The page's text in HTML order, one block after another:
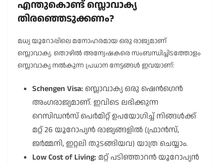
എന്തുകൊണ്ട് സ്ലൊവാക്യ
തിരഞ്ഞെടുക്കണം?
മധ്യ യൂറോപ്പിലെ മനോഹരമായ ഒരു രാജ്യമാണ്
സ്ലൊവാക്യ. തൊഴിൽ അന്വേഷകരെ സംബന്ധിച്ചിടത്തോളം
സ്ലൊവാക്യ നൽകുന്ന പ്രധാന നേട്ടങ്ങൾ ഇവയാണ്:
Schengen Visa: സ്ലൊവാക്യ ഒരു ഷെൻഗെൻ
അംഗരാജ്യമാണ്. ഇവിടെ ലഭിക്കുന്ന
റെസിഡൻസ് പെർമിറ്റ് ഉപയോഗിച്ച് നിങ്ങൾക്ക്
മറ്റ് 26 യൂറോപ്യൻ രാജ്യങ്ങളിൽ (ഫ്രാൻസ്,
ജർമ്മനി, ഇറ്റലി തുടങ്ങിയവ) യാത്ര ചെയ്യാം.
Low Cost of Living: മറ്റ് പടിഞ്ഞാറൻ യൂറോപ്യൻ